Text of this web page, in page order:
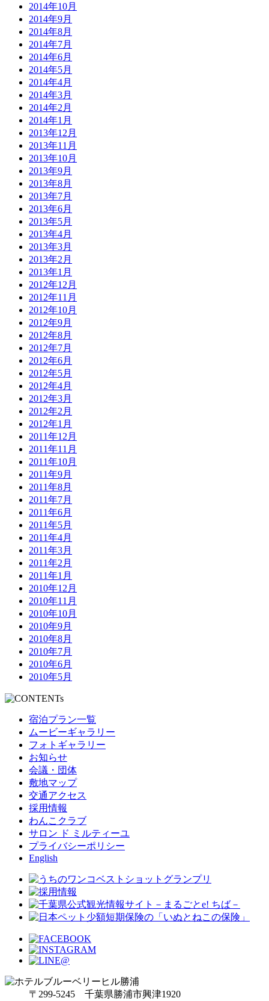
2014年10月
2014年9月
2014年8月
2014年7月
2014年6月
2014年5月
2014年4月
2014年3月
2014年2月
2014年1月
2013年12月
2013年11月
2013年10月
2013年9月
2013年8月
2013年7月
2013年6月
2013年5月
2013年4月
2013年3月
2013年2月
2013年1月
2012年12月
2012年11月
2012年10月
2012年9月
2012年8月
2012年7月
2012年6月
2012年5月
2012年4月
2012年3月
2012年2月
2012年1月
2011年12月
2011年11月
2011年10月
2011年9月
2011年8月
2011年7月
2011年6月
2011年5月
2011年4月
2011年3月
2011年2月
2011年1月
2010年12月
2010年11月
2010年10月
2010年9月
2010年8月
2010年7月
2010年6月
2010年5月
宿泊プラン一覧
ムービーギャラリー
フォトギャラリー
お知らせ
会議・団体
敷地マップ
交通アクセス
採用情報
わんこクラブ
サロン ド ミルティーユ
プライバシーポリシー
English
〒299-5245 千葉県勝浦市興津1920